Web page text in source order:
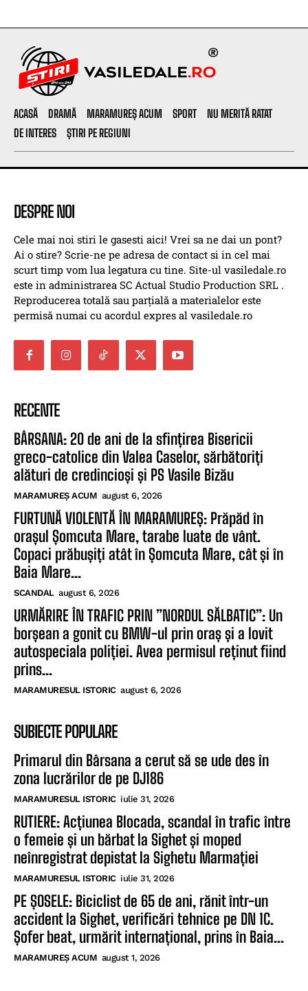
ACASĂ DRAMĂ MARAMUREȘ ACUM SPORT
NU MERITĂ RATAT
DE INTERES
ȘTIRI PE REGIUNI
DESPRE NOI
Cele mai noi stiri le gasesti aici! Vrei sa ne dai un pont?
Ai o stire? Scrie-ne pe adresa de contact si in cel mai
scurt timp vom lua legatura cu tine. Site-ul vasiledale.ro
este in administrarea SC Actual Studio Production SRL .
Reproducerea totală sau parțială a materialelor este
permisă numai cu acordul expres al vasiledale.ro
RECENTE
BÂRSANA: 20 de ani de la sfințirea Bisericii
greco-catolice din Valea Caselor, sărbătoriți
alături de credincioși și PS Vasile Bizău
MARAMUREȘ ACUM august 6, 2026
FURTUNĂ VIOLENTĂ ÎN MARAMUREȘ: Prăpăd în
orașul Șomcuta Mare, tarabe luate de vânt.
Copaci prăbușiți atât în Șomcuta Mare, cât și în
Baia Mare...
SCANDAL august 6, 2026
URMĂRIRE ÎN TRAFIC PRIN ”NORDUL SĂLBATIC”: Un
borșean a gonit cu BMW-ul prin oraș și a lovit
autospeciala poliției. Avea permisul reținut fiind
prins...
MARAMURESUL ISTORIC august 6, 2026
SUBIECTE POPULARE
Primarul din Bârsana a cerut să se ude des în
zona lucrărilor de pe DJ186
MARAMURESUL ISTORIC iulie 31, 2026
RUTIERE: Acțiunea Blocada, scandal în trafic între
o femeie și un bărbat la Sighet și moped
neînregistrat depistat la Sighetu Marmației
MARAMURESUL ISTORIC iulie 31, 2026
PE ȘOSELE: Biciclist de 65 de ani, rănit într-un
accident la Sighet, verificări tehnice pe DN 1C.
Șofer beat, urmărit internațional, prins în Baia...
MARAMUREȘ ACUM august 1, 2026